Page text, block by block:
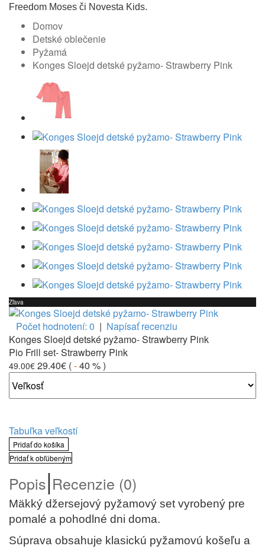
Freedom Moses či Novesta Kids.
Domov
Detské oblečenie
Pyžamá
Konges Sloejd detské pyžamo- Strawberry Pink
Zľava
Počet hodnotení: 0 | Napísať recenziu
Konges Sloejd detské pyžamo- Strawberry Pink
Pio Frill set- Strawberry Pink
49.00€ 29.40€ (-40 %)
Tabuľka veľkostí
Pridať do košíka
Pridať k obľúbeným
Popis|Recenzie (0)
Mäkký džersejový pyžamový set vyrobený pre
pomalé a pohodlné dni doma.
Súprava obsahuje klasickú pyžamovú košeľu a